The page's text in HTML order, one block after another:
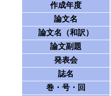
作成年度
論文名
論文名（和訳）
論文副題
発表会
誌名
巻・号・回